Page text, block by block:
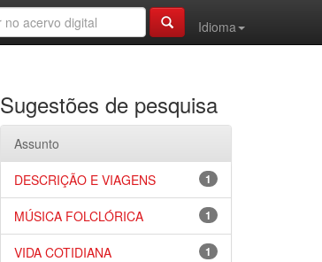
Idioma
Sugestões de pesquisa
Assunto
1
DESCRIÇÃO E VIAGENS
1
MÚSICA FOLCLÓRICA
1
VIDA COTIDIANA